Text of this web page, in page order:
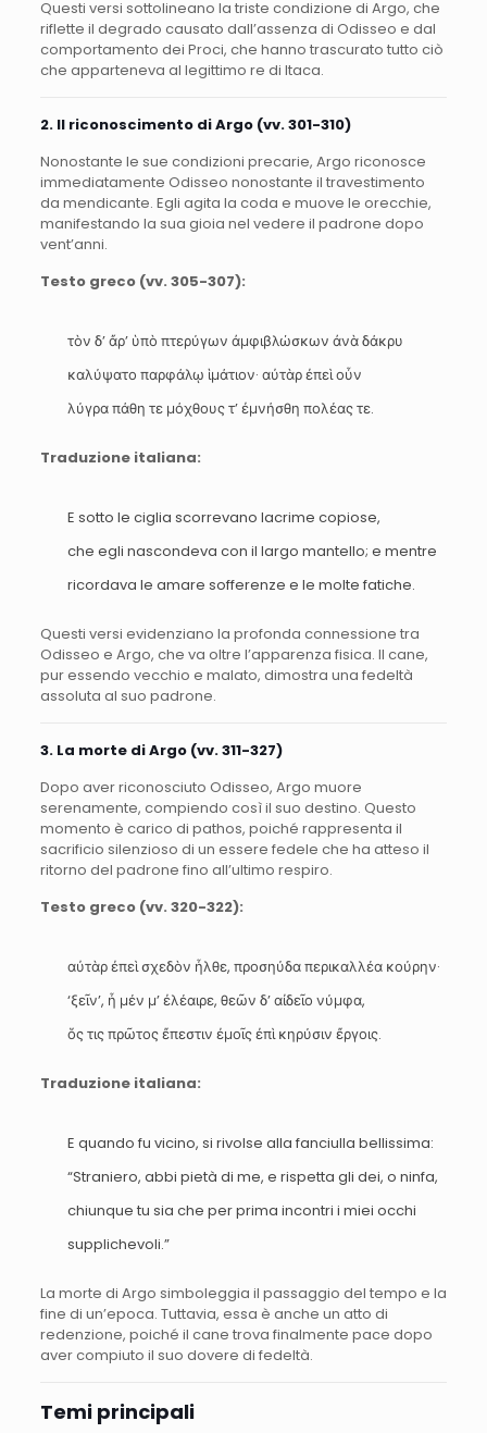
Questi versi sottolineano la triste condizione di Argo, che
riflette il degrado causato dall’assenza di Odisseo e dal
comportamento dei Proci, che hanno trascurato tutto ciò
che apparteneva al legittimo re di Itaca.
2. Il riconoscimento di Argo (vv. 301-310)
Nonostante le sue condizioni precarie, Argo riconosce
immediatamente Odisseo nonostante il travestimento
da mendicante. Egli agita la coda e muove le orecchie,
manifestando la sua gioia nel vedere il padrone dopo
vent’anni.
Testo greco (vv. 305-307):
τὸν δ’ ἄρ’ ὑπὸ πτερύγων ἀμφιβλώσκων ἀνὰ δάκρυ
καλύψατο παρφάλῳ ἱμάτιον· αὐτὰρ ἐπεὶ οὖν
λύγρα πάθη τε μόχθους τ’ ἐμνήσθη πολέας τε.
Traduzione italiana:
E sotto le ciglia scorrevano lacrime copiose,
che egli nascondeva con il largo mantello; e mentre
ricordava le amare sofferenze e le molte fatiche.
Questi versi evidenziano la profonda connessione tra
Odisseo e Argo, che va oltre l’apparenza fisica. Il cane,
pur essendo vecchio e malato, dimostra una fedeltà
assoluta al suo padrone.
3. La morte di Argo (vv. 311-327)
Dopo aver riconosciuto Odisseo, Argo muore
serenamente, compiendo così il suo destino. Questo
momento è carico di pathos, poiché rappresenta il
sacrificio silenzioso di un essere fedele che ha atteso il
ritorno del padrone fino all’ultimo respiro.
Testo greco (vv. 320-322):
αὐτὰρ ἐπεὶ σχεδὸν ἦλθε, προσηύδα περικαλλέα κούρην·
‘ξεῖν’, ἦ μέν μ’ ἐλέαιρε, θεῶν δ’ αἰδεῖο νύμφα,
ὅς τις πρῶτος ἔπεστιν ἐμοῖς ἐπὶ κηρύσιν ἔργοις.
Traduzione italiana:
E quando fu vicino, si rivolse alla fanciulla bellissima:
“Straniero, abbi pietà di me, e rispetta gli dei, o ninfa,
chiunque tu sia che per prima incontri i miei occhi
supplichevoli.”
La morte di Argo simboleggia il passaggio del tempo e la
fine di un’epoca. Tuttavia, essa è anche un atto di
redenzione, poiché il cane trova finalmente pace dopo
aver compiuto il suo dovere di fedeltà.
Temi principali